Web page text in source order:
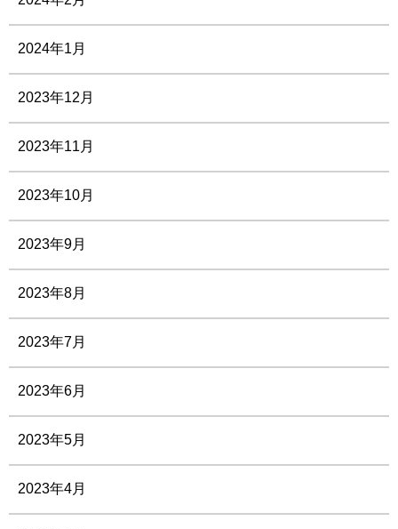
2024年1月
2023年12月
2023年11月
2023年10月
2023年9月
2023年8月
2023年7月
2023年6月
2023年5月
2023年4月